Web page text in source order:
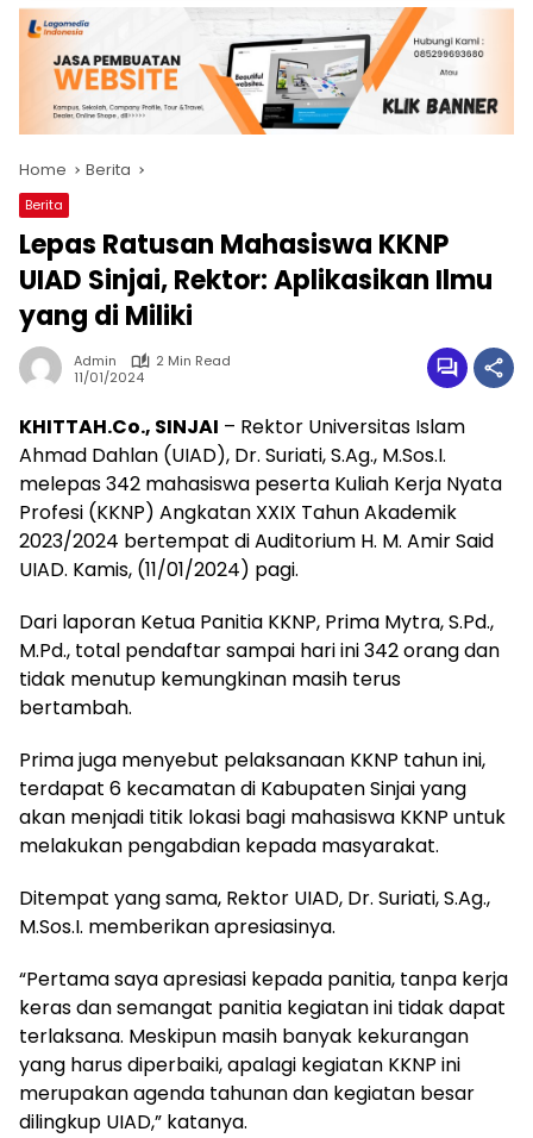
Home Berita
Berita
Lepas Ratusan Mahasiswa KKNP
UIAD Sinjai, Rektor: Aplikasikan Ilmu
yang di Miliki
Admin
2 Min Read
11/01/2024
KHITTAH.Co., SINJAI – Rektor Universitas Islam
Ahmad Dahlan (UIAD), Dr. Suriati, S.Ag., M.Sos.I.
melepas 342 mahasiswa peserta Kuliah Kerja Nyata
Profesi (KKNP) Angkatan XXIX Tahun Akademik
2023/2024 bertempat di Auditorium H. M. Amir Said
UIAD. Kamis, (11/01/2024) pagi.
Dari laporan Ketua Panitia KKNP, Prima Mytra, S.Pd.,
M.Pd., total pendaftar sampai hari ini 342 orang dan
tidak menutup kemungkinan masih terus
bertambah.
Prima juga menyebut pelaksanaan KKNP tahun ini,
terdapat 6 kecamatan di Kabupaten Sinjai yang
akan menjadi titik lokasi bagi mahasiswa KKNP untuk
melakukan pengabdian kepada masyarakat.
Ditempat yang sama, Rektor UIAD, Dr. Suriati, S.Ag.,
M.Sos.I. memberikan apresiasinya.
“Pertama saya apresiasi kepada panitia, tanpa kerja
keras dan semangat panitia kegiatan ini tidak dapat
terlaksana. Meskipun masih banyak kekurangan
yang harus diperbaiki, apalagi kegiatan KKNP ini
merupakan agenda tahunan dan kegiatan besar
dilingkup UIAD,” katanya.